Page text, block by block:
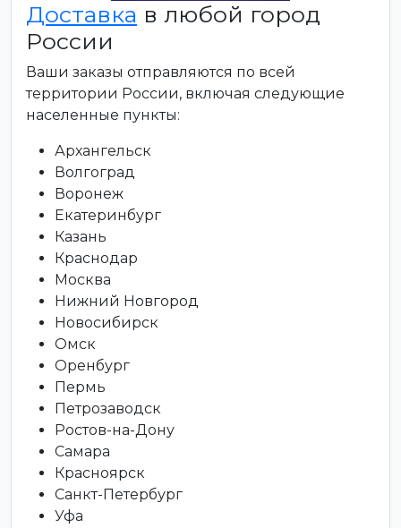
Доставка в любой город
России
Ваши заказы отправляются по всей
территории России, включая следующие
населенные пункты:
Архангельск
Волгоград
Воронеж
Екатеринбург
Казань
Краснодар
Москва
Нижний Новгород
Новосибирск
Омск
Оренбург
Пермь
Петрозаводск
Ростов-на-Дону
Самара
Красноярск
Санкт-Петербург
Уфа